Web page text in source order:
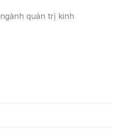
ngành quản trị kinh